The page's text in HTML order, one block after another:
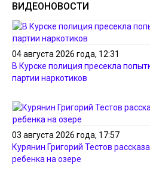
ВИДЕОНОВОСТИ
04 августа 2026 года, 12:31
В Курске полиция пресекла
партии наркотиков
03 августа 2026 года, 17:57
Курянин Григорий Тестов
ребенка на озере